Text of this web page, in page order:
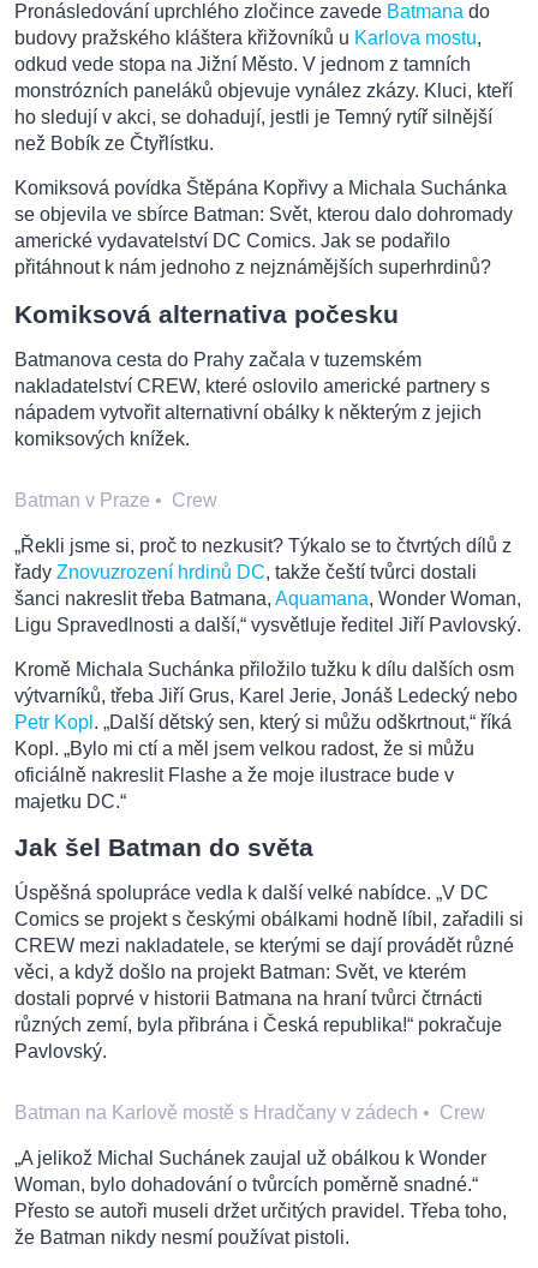
Pronásledování uprchlého zločince zavede Batmana do
budovy pražského kláštera křižovníků u Karlova mostu,
odkud vede stopa na Jižní Město. V jednom z tamních
monstrózních paneláků objevuje vynález zkázy. Kluci, kteří
ho sledují v akci, se dohadují, jestli je Temný rytíř silnější
než Bobík ze Čtyřlístku.
Komiksová povídka Štěpána Kopřivy a Michala Suchánka
se objevila ve sbírce Batman: Svět, kterou dalo dohromady
americké vydavatelství DC Comics. Jak se podařilo
přitáhnout k nám jednoho z nejznámějších superhrdinů?
Komiksová alternativa počesku
Batmanova cesta do Prahy začala v tuzemském
nakladatelství CREW, které oslovilo americké partnery s
nápadem vytvořit alternativní obálky k některým z jejich
komiksových knížek.
Batman v Praze • Crew
„Řekli jsme si, proč to nezkusit? Týkalo se to čtvrtých dílů z
řady Znovuzrození hrdinů DC, takže čeští tvůrci dostali
šanci nakreslit třeba Batmana, Aquamana, Wonder Woman,
Ligu Spravedlnosti a další,“ vysvětluje ředitel Jiří Pavlovský.
Kromě Michala Suchánka přiložilo tužku k dílu dalších osm
výtvarníků, třeba Jiří Grus, Karel Jerie, Jonáš Ledecký nebo
Petr Kopl . „Další dětský sen, který si můžu odškrtnout,“ říká
Kopl. „Bylo mi ctí a měl jsem velkou radost, že si můžu
oficiálně nakreslit Flashe a že moje ilustrace bude v
majetku DC.“
Jak šel Batman do světa
Úspěšná spolupráce vedla k další velké nabídce. „V DC
Comics se projekt s českými obálkami hodně líbil, zařadili si
CREW mezi nakladatele, se kterými se dají provádět různé
věci, a když došlo na projekt Batman: Svět, ve kterém
dostali poprvé v historii Batmana na hraní tvůrci čtrnácti
různých zemí, byla přibrána i Česká republika!“ pokračuje
Pavlovský.
Batman na Karlově mostě s Hradčany v zádech • Crew
„A jelikož Michal Suchánek zaujal už obálkou k Wonder
Woman, bylo dohadování o tvůrcích poměrně snadné.“
Přesto se autoři museli držet určitých pravidel. Třeba toho,
že Batman nikdy nesmí používat pistoli.